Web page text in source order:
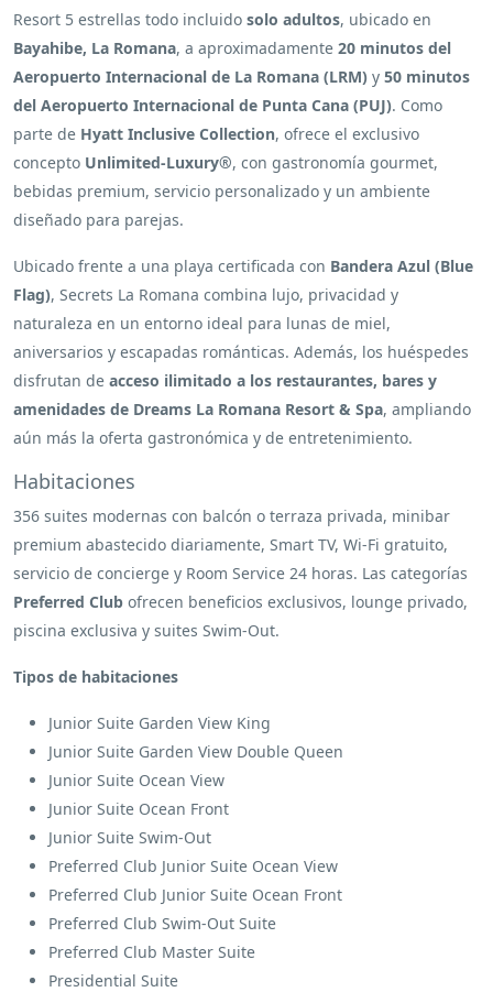
Resort 5 estrellas todo incluido solo adultos, ubicado en
Bayahibe, La Romana, a aproximadamente 20 minutos del
Aeropuerto Internacional de La Romana (LRM) y 50 minutos
del Aeropuerto Internacional de Punta Cana (PUJ). Como
parte de Hyatt Inclusive Collection, ofrece el exclusivo
concepto Unlimited-Luxury®, con gastronomía gourmet,
bebidas premium, servicio personalizado y un ambiente
diseñado para parejas.
Ubicado frente a una playa certificada con Bandera Azul (Blue
Flag), Secrets La Romana combina lujo, privacidad y
naturaleza en un entorno ideal para lunas de miel,
aniversarios y escapadas románticas. Además, los huéspedes
disfrutan de acceso ilimitado a los restaurantes, bares y
amenidades de Dreams La Romana Resort & Spa, ampliando
aún más la oferta gastronómica y de entretenimiento.
Habitaciones
356 suites modernas con balcón o terraza privada, minibar
premium abastecido diariamente, Smart TV, Wi-Fi gratuito,
servicio de concierge y Room Service 24 horas. Las categorías
Preferred Club ofrecen beneficios exclusivos, lounge privado,
piscina exclusiva y suites Swim-Out.
Tipos de habitaciones
Junior Suite Garden View King
Junior Suite Garden View Double Queen
Junior Suite Ocean View
Junior Suite Ocean Front
Junior Suite Swim-Out
Preferred Club Junior Suite Ocean View
Preferred Club Junior Suite Ocean Front
Preferred Club Swim-Out Suite
Preferred Club Master Suite
Presidential Suite